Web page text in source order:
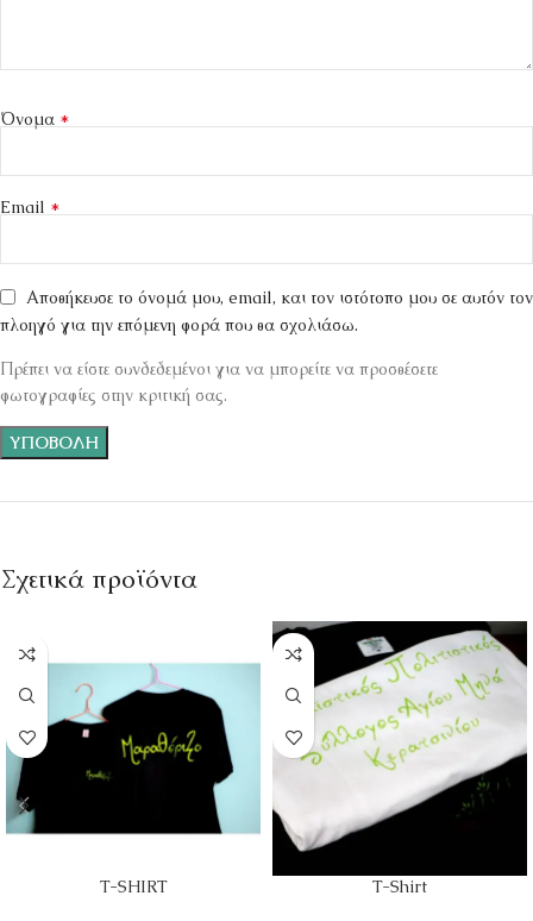
Όνομα *
Email *
Αποθήκευσε το όνομά μου, email, και τον ιστότοπο μου σε αυτόν τον
πλοηγό για την επόμενη φορά που θα σχολιάσω.
Πρέπει να είστε συνδεδεμένοι για να μπορείτε να προσθέσετε
φωτογραφίες στην κριτική σας.
Σχετικά προϊόντα
T-SHIRT T-Shirt